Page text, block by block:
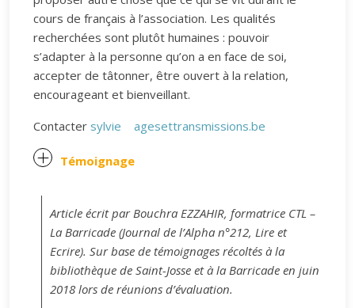
cours de français à l’association. Les qualités
recherchées sont plutôt humaines : pouvoir
s’adapter à la personne qu’on a en face de soi,
accepter de tâtonner, être ouvert à la relation,
encourageant et bienveillant.
Contacter sylvie agesettransmissions.be
Témoignage
Article écrit par Bouchra EZZAHIR, formatrice CTL –
La Barricade (Journal de l’Alpha n°212, Lire et
Ecrire). Sur base de témoignages récoltés à la
bibliothèque de Saint-Josse et à la Barricade en juin
2018 lors de réunions d’évaluation.